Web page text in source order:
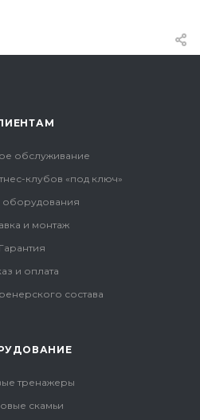
обслуживание
клубов «под ключ»
оборудования
и монтаж
Гарантия
и оплата
состава
тренажеры
скамьи